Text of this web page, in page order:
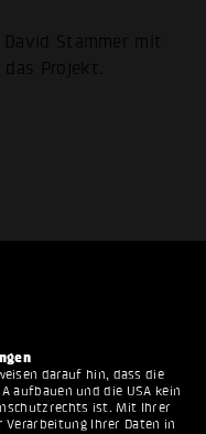
darauf hin, dass die
aufbauen und die USA kein
ist. Mit Ihrer
Verarbeitung Ihrer Daten in
Stammer mit
Projekt.